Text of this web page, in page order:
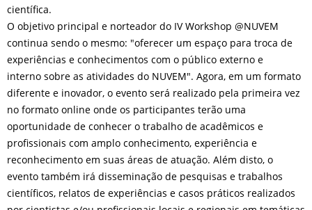
científica.
O objetivo principal e norteador do IV Workshop @NUVEM
continua sendo o mesmo: "oferecer um espaço para troca de
experiências e conhecimentos com o público externo e
interno sobre as atividades do NUVEM". Agora, em um formato
diferente e inovador, o evento será realizado pela primeira vez
no formato online onde os participantes terão uma
oportunidade de conhecer o trabalho de acadêmicos e
profissionais com amplo conhecimento, experiência e
reconhecimento em suas áreas de atuação. Além disto, o
evento também irá disseminação de pesquisas e trabalhos
científicos, relatos de experiências e casos práticos realizados